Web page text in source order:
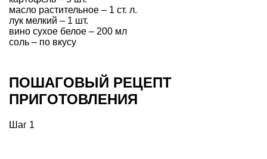
масло растительное – 1 ст. л.
лук мелкий – 1 шт.
вино сухое белое – 200 мл
соль – по вкусу
ПОШАГОВЫЙ РЕЦЕПТ
ПРИГОТОВЛЕНИЯ
Шаг 1